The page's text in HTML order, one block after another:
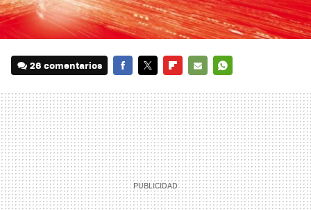
26 comentarios
MAIL